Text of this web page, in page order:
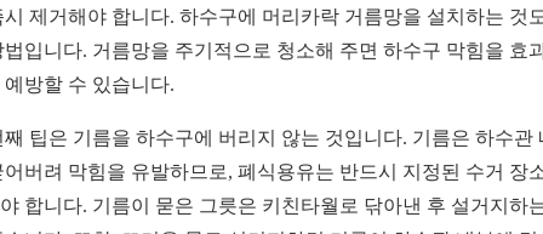
시 제거해야 합니다. 하수구에 머리카락 거름망을 설치하는 것
법입니다. 거름망을 주기적으로 청소해 주면 하수구 막힘을 효
예방할 수 있습니다.
째 팁은 기름을 하수구에 버리지 않는 것입니다. 기름은 하수관
어버려 막힘을 유발하므로, 폐식용유는 반드시 지정된 수거 장
합니다. 기름이 묻은 그릇은 키친타월로 닦아낸 후 설거지하